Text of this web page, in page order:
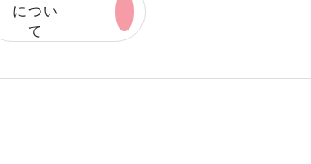
につい
て